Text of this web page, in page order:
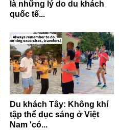
là những lý do du khách
quốc tế...
Du khách Tây: Không khí
tập thể dục sáng ở Việt
Nam 'có...